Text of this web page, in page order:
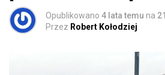
Opublikowano 4 lata temu na
Przez Robert Kołodziej